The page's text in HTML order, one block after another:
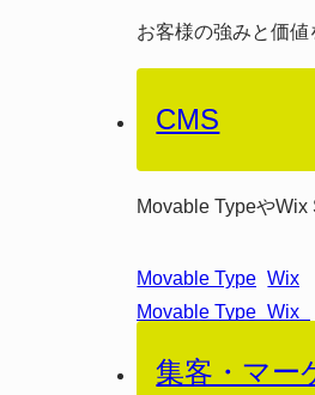
お客様の強みと価値
CMS
Movable TypeやWix
Movable Type Wix
集客・マー